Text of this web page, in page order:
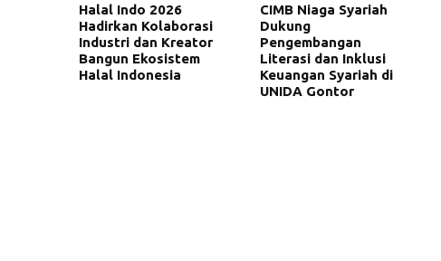
Halal Indo 2026
Hadirkan Kolaborasi
Industri dan Kreator
Bangun Ekosistem
Halal Indonesia
CIMB Niaga Syariah
Dukung
Pengembangan
Literasi dan Inklusi
Keuangan Syariah di
UNIDA Gontor